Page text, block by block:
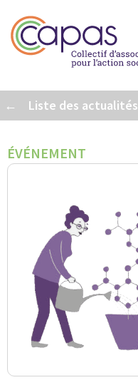
← Liste des actualités
ÉVÉNEMENT